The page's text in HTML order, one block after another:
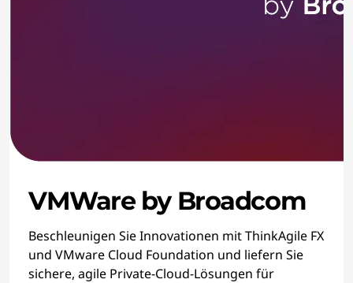
VMWare by Broadcom
Beschleunigen Sie Innovationen mit ThinkAgile FX
und VMware Cloud Foundation und liefern Sie
sichere, agile Private-Cloud-Lösungen für